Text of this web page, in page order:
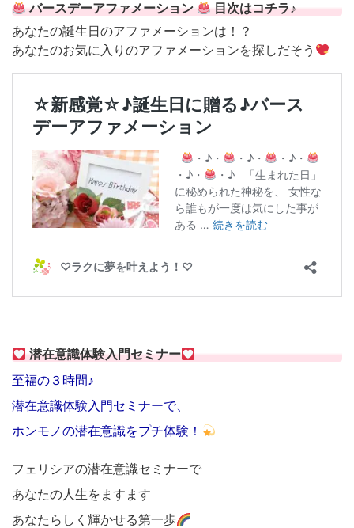
バースデーアファメーション
目次はコチラ♪
あなたの誕生日のアファメーションは！？
あなたのお気に入りのアファメーションを探しだそう
潜在意識体験入門セミナー
至福の３時間♪
潜在意識体験入門セミナーで、
ホンモノの潜在意識をプチ体験！
フェリシアの潜在意識セミナーで
あなたの人生をますます
あなたらしく輝かせる第一歩